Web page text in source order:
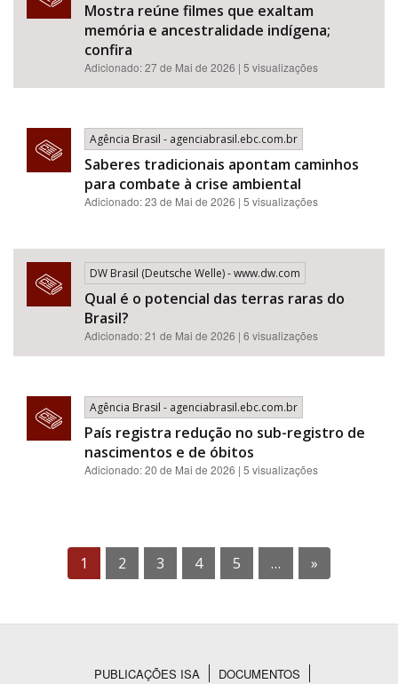
Mostra reúne filmes que exaltam
memória e ancestralidade indígena;
confira
Adicionado: 27 de Mai de 2026 | 5 visualizações
Agência Brasil - agenciabrasil.ebc.com.br
Saberes tradicionais apontam caminhos
para combate à crise ambiental
Adicionado: 23 de Mai de 2026 | 5 visualizações
DW Brasil (Deutsche Welle) - www.dw.com
Qual é o potencial das terras raras do
Brasil?
Adicionado: 21 de Mai de 2026 | 6 visualizações
Agência Brasil - agenciabrasil.ebc.com.br
País registra redução no sub-registro de
nascimentos e de óbitos
Adicionado: 20 de Mai de 2026 | 5 visualizações
1 2 3 4 5 … »
PUBLICAÇÕES ISA DOCUMENTOS